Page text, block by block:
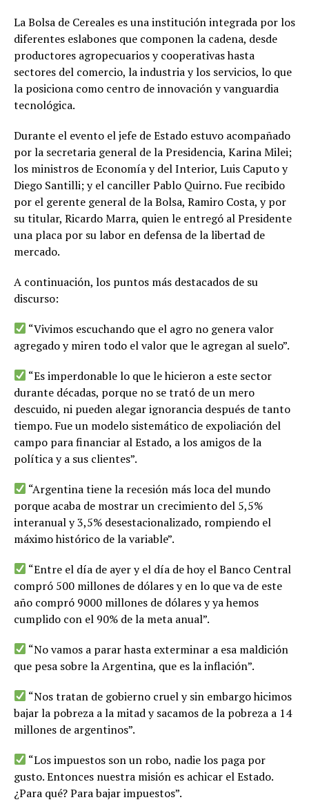
La Bolsa de Cereales es una institución integrada por los
diferentes eslabones que componen la cadena, desde
productores agropecuarios y cooperativas hasta
sectores del comercio, la industria y los servicios, lo que
la posiciona como centro de innovación y vanguardia
tecnológica.
Durante el evento el jefe de Estado estuvo acompañado
por la secretaria general de la Presidencia, Karina Milei;
los ministros de Economía y del Interior, Luis Caputo y
Diego Santilli; y el canciller Pablo Quirno. Fue recibido
por el gerente general de la Bolsa, Ramiro Costa, y por
su titular, Ricardo Marra, quien le entregó al Presidente
una placa por su labor en defensa de la libertad de
mercado.
A continuación, los puntos más destacados de su
discurso:
“Vivimos escuchando que el agro no genera valor
agregado y miren todo el valor que le agregan al suelo”.
“Es imperdonable lo que le hicieron a este sector
durante décadas, porque no se trató de un mero
descuido, ni pueden alegar ignorancia después de tanto
tiempo. Fue un modelo sistemático de expoliación del
campo para financiar al Estado, a los amigos de la
política y a sus clientes”.
“Argentina tiene la recesión más loca del mundo
porque acaba de mostrar un crecimiento del 5,5%
interanual y 3,5% desestacionalizado, rompiendo el
máximo histórico de la variable”.
“Entre el día de ayer y el día de hoy el Banco Central
compró 500 millones de dólares y en lo que va de este
año compró 9000 millones de dólares y ya hemos
cumplido con el 90% de la meta anual”.
“No vamos a parar hasta exterminar a esa maldición
que pesa sobre la Argentina, que es la inflación”.
“Nos tratan de gobierno cruel y sin embargo hicimos
bajar la pobreza a la mitad y sacamos de la pobreza a 14
millones de argentinos”.
“Los impuestos son un robo, nadie los paga por
gusto. Entonces nuestra misión es achicar el Estado.
¿Para qué? Para bajar impuestos”.